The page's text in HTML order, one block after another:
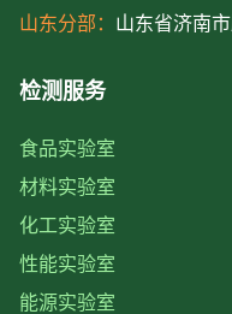
山东分部： 山东省济南
检测服务
食品实验室
材料实验室
化工实验室
性能实验室
能源实验室